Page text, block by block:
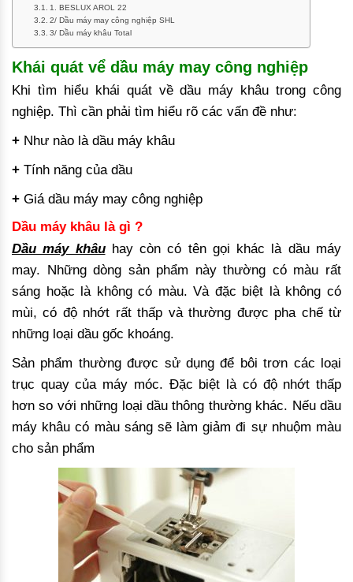
1. BESLUX AROL 22
2/ Dầu máy may công nghiệp SHL
3/ Dầu máy khâu Total
Khái quát vể dầu máy may công nghiệp
Khi tìm hiểu khái quát về dầu máy khâu trong công
nghiệp. Thì cần phải tìm hiểu rõ các vấn đề như:
+ Như nào là dầu máy khâu
+ Tính năng của dầu
+ Giá dầu máy may công nghiệp
Dầu máy khâu là gì ?
Dầu máy khâuhay còn có tên gọi khác là dầu máy
may. Những dòng sản phẩm này thường có màu rất
sáng hoặc là không có màu. Và đặc biệt là không có
mùi, có độ nhớt rất thấp và thường được pha chế từ
những loại dầu gốc khoáng.
Sản phẩm thường được sử dụng để bôi trơn các loại
trục quay của máy móc. Đặc biệt là có độ nhớt thấp
hơn so với những loại dầu thông thường khác. Nếu dầu
máy khâu có màu sáng sẽ làm giảm đi sự nhuộm màu
cho sản phẩm